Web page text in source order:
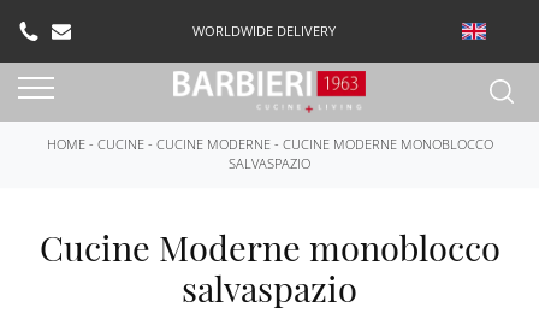
WORLDWIDE DELIVERY
HOME- CUCINE- CUCINE MODERNE- CUCINE MODERNE MONOBLOCCO
SALVASPAZIO
Cucine Moderne monoblocco
salvaspazio